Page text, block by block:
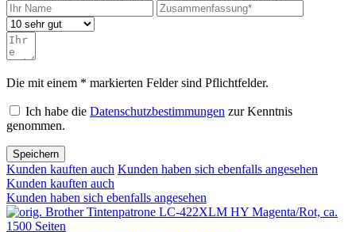
Die mit einem * markierten Felder sind Pflichtfelder.
Ich habe die Datenschutzbestimmungen zur Kenntnis
genommen.
Speichern
Kunden kauften auch Kunden haben sich ebenfalls angesehen
Kunden kauften auch
Kunden haben sich ebenfalls angesehen